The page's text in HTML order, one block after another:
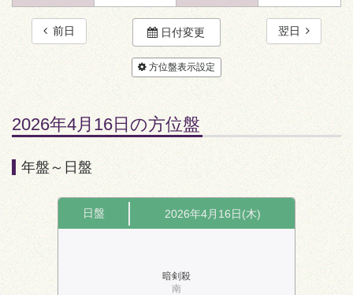
前日 日付変更 翌日
方位盤表示設定
2026年4月16日の方位盤
年盤～日盤
日盤 2026年4月16日(木)
暗剣殺
南